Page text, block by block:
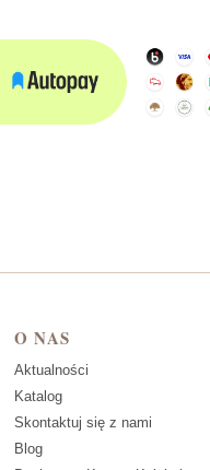
O NAS
Aktualności
Katalog
Skontaktuj się z nami
Blog